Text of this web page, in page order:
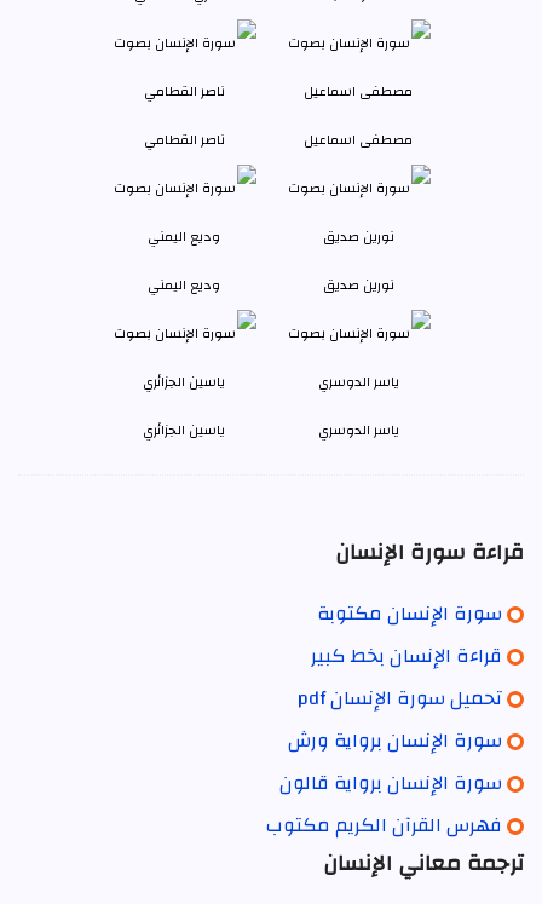
مصطفى اسماعيل ناصر القطامي
نورين صديق وديع اليمني
ياسر الدوسري ياسين الجزائري
قراءة سورة الإنسان
سورة الإنسان مكتوبة
قراءة الإنسان بخط كبير
تحميل سورة الإنسان pdf
سورة الإنسان برواية ورش
سورة الإنسان برواية قالون
فهرس القرآن الكريم مكتوب
ترجمة معاني الإنسان